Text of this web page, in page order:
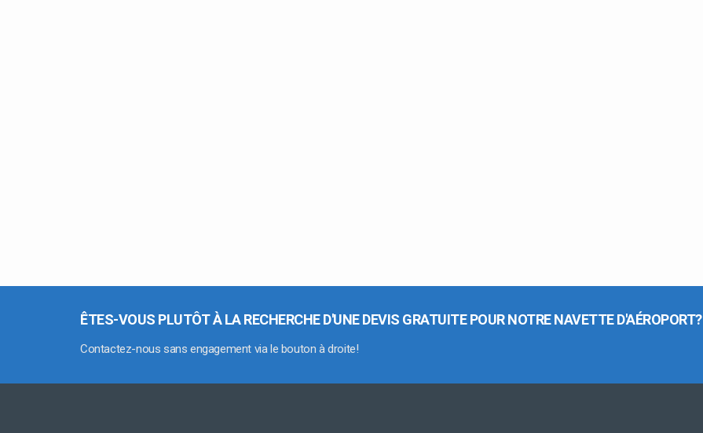
ÊTES-VOUS PLUTÔT À LA RECHERCHE D'UNE DEVIS GRATUITE POUR NOTRE NAVETTE D'AÉROPORT?
Contactez-nous sans engagement via le bouton à droite!